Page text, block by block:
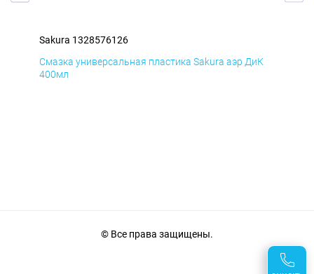
Sakura 1328576126
Смазка универсальная пластика Sakura аэр ДиК
400мл
© Все права защищены.